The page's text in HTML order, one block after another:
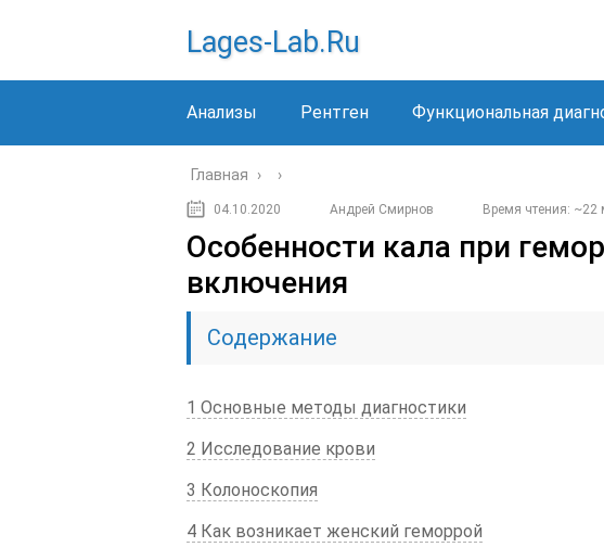
Lages-Lab.ru
Анализы Рентген Функциональная
Главная › ›
04.10.2020 Андрей Смирнов Время чтения: ~22
Особенности кала при
включения
Содержание
1 Основные методы диагностики
2 Исследование крови
3 Колоноскопия
4 Как возникает женский геморрой